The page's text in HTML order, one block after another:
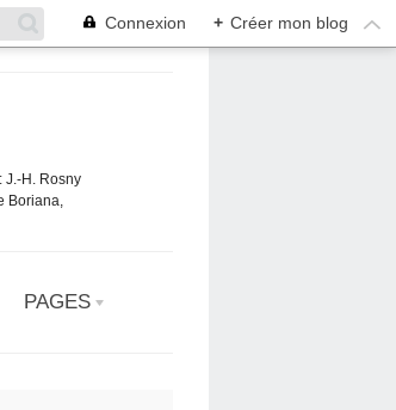
Connexion + Créer mon blog
J.-H. Rosny
Boriana,
PAGES